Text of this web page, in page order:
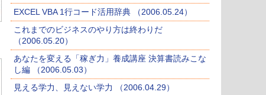
EXCEL VBA 1行コード活用辞典 （2006.05.24）
これまでのビジネスのやり方は終わりだ
（2006.05.20）
あなたを変える「稼ぎ力」養成講座 決算書読みこな
し編 （2006.05.03）
見える学力、見えない学力 （2006.04.29）